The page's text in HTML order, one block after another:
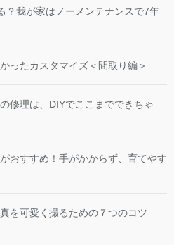
？我が家はノーメンテナンスで7年
ったカスタマイズ＜間取り編＞
修理は、DIYでここまでできちゃ
おすすめ！手がかからず、育てやす
を可愛く撮るための７つのコツ